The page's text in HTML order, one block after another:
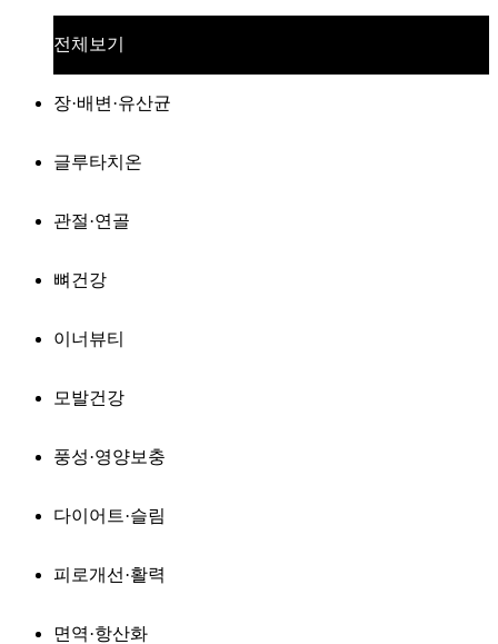
전체보기
장·배변·유산균
글루타치온
관절·연골
뼈건강
이너뷰티
모발건강
풍성·영양보충
다이어트·슬림
피로개선·활력
면역·항산화